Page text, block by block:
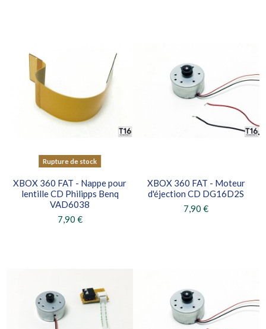
Rupture de stock
XBOX 360 FAT - Nappe pour
lentille CD Philipps Benq
VAD6038
7,90 €
XBOX 360 FAT - Moteur
d'éjection CD DG16D2S
7,90 €